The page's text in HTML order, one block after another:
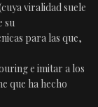
viralidad suele
su
para las que,
e imitar a los
que ha hecho